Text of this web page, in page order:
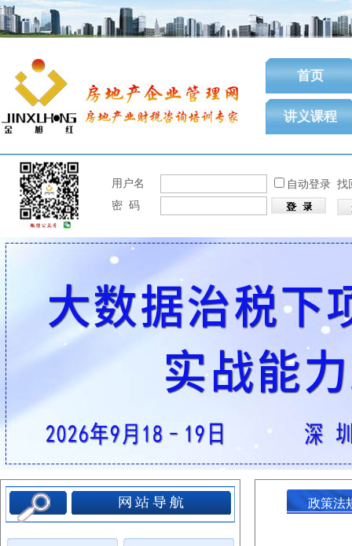
首页
讲义课程
用户名 自动登录 找
密 码
政策法